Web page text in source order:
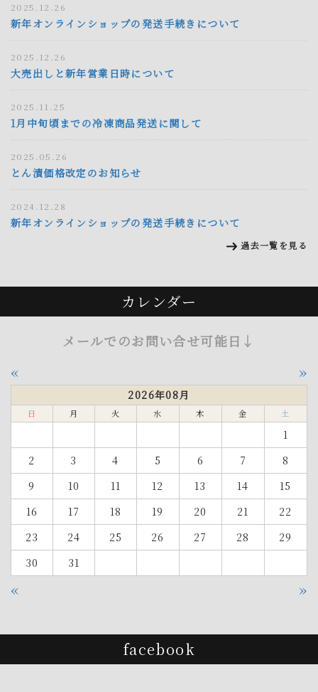
2025.12.26
新年オンラインショップの発送手続きについて
2025.12.26
大売出しと新年営業日時について
2025.11.25
1月中旬頃までの冷凍商品発送に関して
2025.05.26
とん漬価格改定のお知らせ
2024.12.28
新年オンラインショップの発送手続きについて
過去一覧を見る
カレンダー
メールでのお問い合せ可能日↓
« »
2026年08月
日 月 火 水 木 金 土
1
2
3 4 5 6 7
8
9
10 11 12 13 14
15
16
17 18 19 20 21
22
23
24 25 26 27 28
29
30
31
« »
facebook